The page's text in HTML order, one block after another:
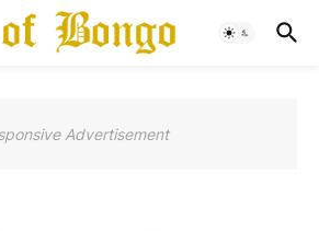
Advertisement